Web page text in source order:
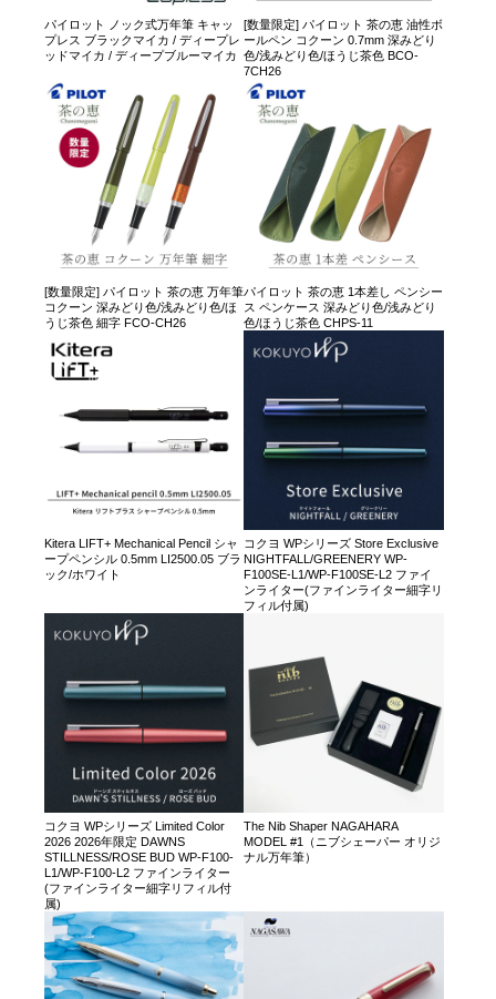
パイロット ノック式万年筆 キャッ
プレス ブラックマイカ / ディープレ
ッドマイカ / ディープブルーマイカ
[数量限定] パイロット 茶の恵 油性ボ
ールペン コクーン 0.7mm 深みどり
色/浅みどり色/ほうじ茶色 BCO-
7CH26
[数量限定] パイロット 茶の恵 万年筆
コクーン 深みどり色/浅みどり色/ほ
うじ茶色 細字 FCO-CH26
パイロット 茶の恵 1本差し ペンシー
ス ペンケース 深みどり色/浅みどり
色/ほうじ茶色 CHPS-11
Kitera LIFT+ Mechanical Pencil シャ
ープペンシル 0.5mm LI2500.05 ブラ
ック/ホワイト
コクヨ WPシリーズ Store Exclusive
NIGHTFALL/GREENERY WP-
F100SE-L1/WP-F100SE-L2 ファイ
ンライター(ファインライター細字リ
フィル付属)
コクヨ WPシリーズ Limited Color
2026 2026年限定 DAWNS
STILLNESS/ROSE BUD WP-F100-
L1/WP-F100-L2 ファインライター
(ファインライター細字リフィル付
属)
The Nib Shaper NAGAHARA
MODEL #1（ニブシェーパー オリジ
ナル万年筆）